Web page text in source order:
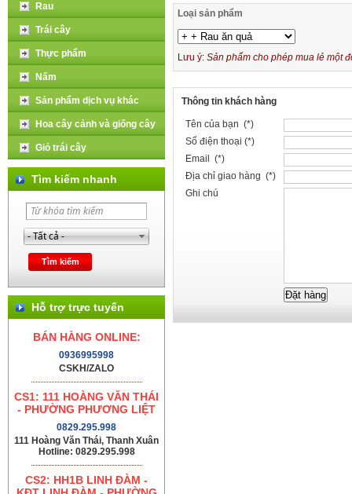
Rau
Trái cây
Thực phẩm
Nấm
Sản phẩm dịch vụ khác
Hoa cây cảnh và giống cây
Giỏ trái cây
Tìm kiếm nhanh
Hỗ trợ trực tuyến
BÁN HÀNG ONLINE:
0936995998
CSKH/ZALO
CS1: 111 HOÀNG VĂN THÁI
- PHƯỜNG PHƯƠNG LIỆT
0829.295.998
111 Hoàng Văn Thái, Thanh Xuân
Hotline: 0829.295.998
CS2: HH1B LINH ĐÀM -
Loại sản phẩm
Lưu ý: Sản phẩm cho phép mua lẻ một
Thông tin khách hàng
Tên của bạn (*)
Số điện thoại (*)
Email (*)
Địa chỉ giao hàng (*)
Ghi chú